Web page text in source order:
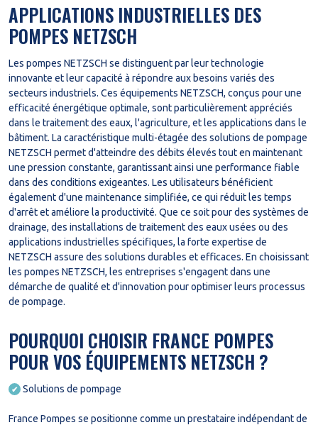
APPLICATIONS INDUSTRIELLES DES
POMPES NETZSCH
Les pompes NETZSCH se distinguent par leur technologie
innovante et leur capacité à répondre aux besoins variés des
secteurs industriels. Ces équipements NETZSCH, conçus pour une
efficacité énergétique optimale, sont particulièrement appréciés
dans le traitement des eaux, l'agriculture, et les applications dans le
bâtiment. La caractéristique multi-étagée des solutions de pompage
NETZSCH permet d'atteindre des débits élevés tout en maintenant
une pression constante, garantissant ainsi une performance fiable
dans des conditions exigeantes. Les utilisateurs bénéficient
également d'une maintenance simplifiée, ce qui réduit les temps
d'arrêt et améliore la productivité. Que ce soit pour des systèmes de
drainage, des installations de traitement des eaux usées ou des
applications industrielles spécifiques, la forte expertise de
NETZSCH assure des solutions durables et efficaces. En choisissant
les pompes NETZSCH, les entreprises s'engagent dans une
démarche de qualité et d'innovation pour optimiser leurs processus
de pompage.
POURQUOI CHOISIR FRANCE POMPES
POUR VOS ÉQUIPEMENTS NETZSCH ?
✔ Solutions de pompage
France Pompes se positionne comme un prestataire indépendant de